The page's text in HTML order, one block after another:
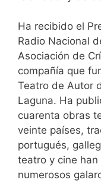
Ha recibido el
Radio Nacional
Asociación de
compañía que
Teatro de Autor
Laguna. Ha
cuarenta obras
veinte países,
portugués,
teatro y cine
numerosos